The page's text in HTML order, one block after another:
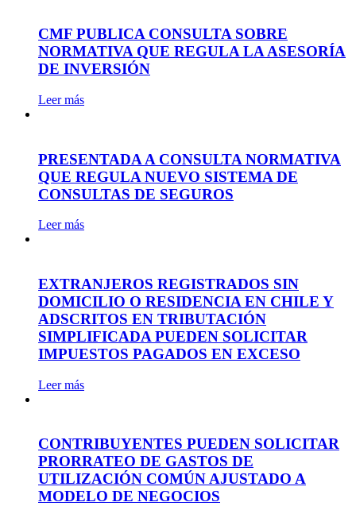
CMF PUBLICA CONSULTA SOBRE
NORMATIVA QUE REGULA LA ASESORÍA
DE INVERSIÓN
Leer más
PRESENTADA A CONSULTA NORMATIVA
QUE REGULA NUEVO SISTEMA DE
CONSULTAS DE SEGUROS
Leer más
EXTRANJEROS REGISTRADOS SIN
DOMICILIO O RESIDENCIA EN CHILE Y
ADSCRITOS EN TRIBUTACIÓN
SIMPLIFICADA PUEDEN SOLICITAR
IMPUESTOS PAGADOS EN EXCESO
Leer más
CONTRIBUYENTES PUEDEN SOLICITAR
PRORRATEO DE GASTOS DE
UTILIZACIÓN COMÚN AJUSTADO A
MODELO DE NEGOCIOS